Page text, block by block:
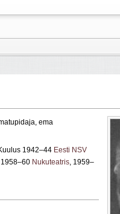
ema
1942–44 Eesti NSV
Nukuteatris, 1959–